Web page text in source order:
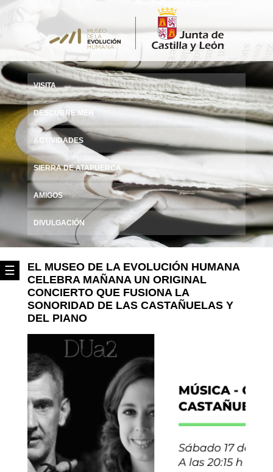
☰
VISITA
DESCUBRE MEH
ACTIVIDADES
SIERRA DE ATAPUERCA
AMIGOS
DIVULGACIÓN
EL MUSEO DE LA EVOLUCIÓN HUMANA
CELEBRA MAÑANA UN ORIGINAL
CONCIERTO QUE FUSIONA LA
SONORIDAD DE LAS CASTAÑUELAS Y
DEL PIANO